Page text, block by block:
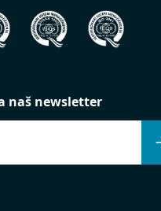
naš newsletter